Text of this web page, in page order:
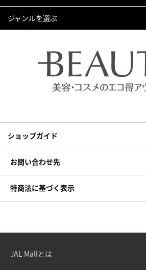
ジャンルを選ぶ
ショップガイド
お問い合わせ先
特商法に基づく表示
JAL Mallとは